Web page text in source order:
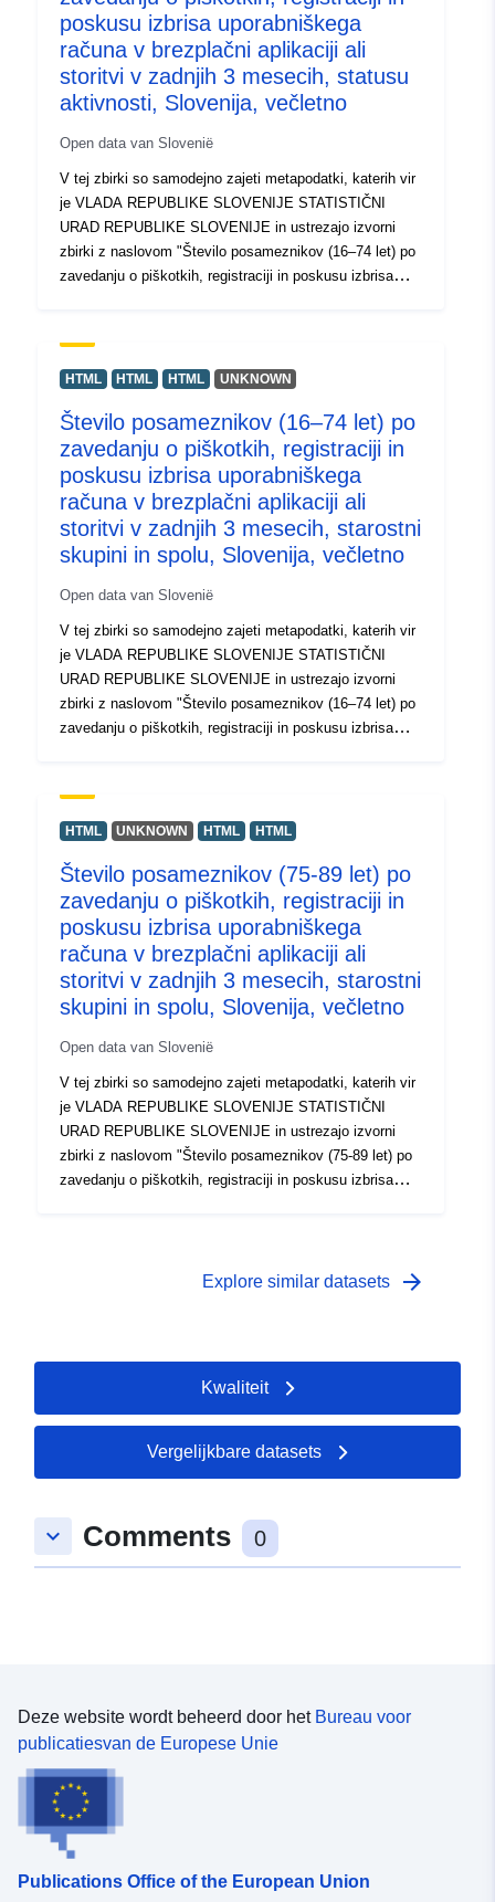
poskusu izbrisa uporabniškega
računa v brezplačni aplikaciji ali
storitvi v zadnjih 3 mesecih, statusu
aktivnosti, Slovenija, večletno
Open data van Slovenië
V tej zbirki so samodejno zajeti metapodatki, katerih vir
je VLADA REPUBLIKE SLOVENIJE STATISTIČNI
URAD REPUBLIKE SLOVENIJE in ustrezajo izvorni
zbirki z naslovom "Število posameznikov (16–74 let) po
zavedanju o piškotkih, registraciji in poskusu izbrisa
večletno". Dejanski podatki so na voljo v formatu PC-
Axis (.px). Med dodatnimi povezavami lahko dostopate
na voljo pa je tudi program PX-Win, ki si ga lahko
brezplačno prenesete. Oba omogočata izbor podatkov
za prikaz, spreminjanje oblike izpisa in shranjevanje v
različne formate, poleg tega pa tudi pregledovanje in
izpis tabel neomejene velikosti ter nekaj osnovnih
statističnih analiz in grafičnih prikazov.
HTML HTML HTML UNKNOWN
Število posameznikov (16–74 let) po
zavedanju o piškotkih, registraciji in
poskusu izbrisa uporabniškega
računa v brezplačni aplikaciji ali
storitvi v zadnjih 3 mesecih, starostni
skupini in spolu, Slovenija, večletno
Open data van Slovenië
V tej zbirki so samodejno zajeti metapodatki, katerih vir
je VLADA REPUBLIKE SLOVENIJE STATISTIČNI
URAD REPUBLIKE SLOVENIJE in ustrezajo izvorni
zbirki z naslovom "Število posameznikov (16–74 let) po
zavedanju o piškotkih, registraciji in poskusu izbrisa
večletno". Dejanski podatki so na voljo v formatu PC-
Axis (.px). Med dodatnimi povezavami lahko dostopate
na voljo pa je tudi program PX-Win, ki si ga lahko
brezplačno prenesete. Oba omogočata izbor podatkov
za prikaz, spreminjanje oblike izpisa in shranjevanje v
različne formate, poleg tega pa tudi pregledovanje in
izpis tabel neomejene velikosti ter nekaj osnovnih
statističnih analiz in grafičnih prikazov.
HTML UNKNOWN HTML HTML
Število posameznikov (75-89 let) po
zavedanju o piškotkih, registraciji in
poskusu izbrisa uporabniškega
računa v brezplačni aplikaciji ali
storitvi v zadnjih 3 mesecih, starostni
skupini in spolu, Slovenija, večletno
Open data van Slovenië
V tej zbirki so samodejno zajeti metapodatki, katerih vir
je VLADA REPUBLIKE SLOVENIJE STATISTIČNI
URAD REPUBLIKE SLOVENIJE in ustrezajo izvorni
zbirki z naslovom "Število posameznikov (75-89 let) po
zavedanju o piškotkih, registraciji in poskusu izbrisa
Axis (.px). Med dodatnimi povezavami lahko dostopate
različne formate, poleg tega pa tudi pregledovanje in
izpis tabel neomejene velikosti ter nekaj osnovnih
statističnih analiz in grafičnih prikazov.
Explore similar datasets arrow_forward
Kwaliteit
Vergelijkbare datasets
keyboard_arrow_down Comments 0
Deze website wordt beheerd door het Bureau voor
publicatiesvan de Europese Unie
Publications Office of the European Union